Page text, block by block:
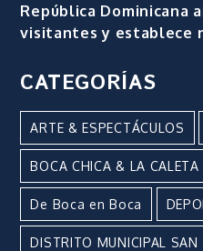
República Dominicana
visitantes y establece
CATEGORÍAS
ARTE & ESPECTÁCULOS
BOCA CHICA & LA CALETA
De Boca en Boca
DISTRITO MUNICIPAL SAN